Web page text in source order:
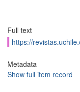
Full text
https://
Metadata
Show full item record